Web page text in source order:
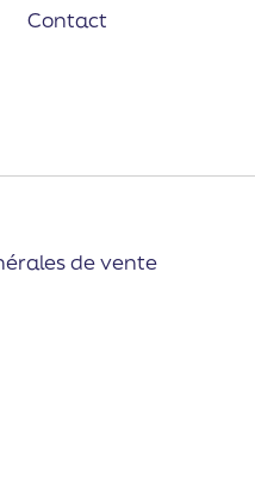
Contact
de vente